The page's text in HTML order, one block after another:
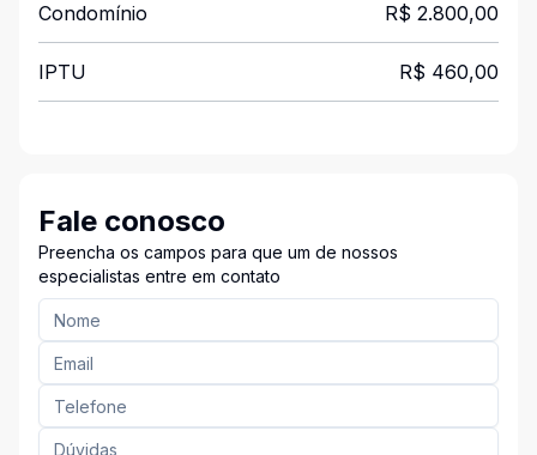
Condomínio R$ 2.800,00
IPTU R$ 460,00
Fale conosco
Preencha os campos para que um de nossos
especialistas entre em contato